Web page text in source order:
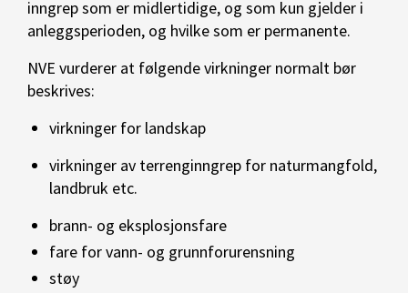
inngrep som er midlertidige, og som kun gjelder i
anleggsperioden, og hvilke som er permanente.
NVE vurderer at følgende virkninger normalt bør
beskrives:
virkninger for landskap
virkninger av terrenginngrep for naturmangfold,
landbruk etc.
brann- og eksplosjonsfare
fare for vann- og grunnforurensning
støy